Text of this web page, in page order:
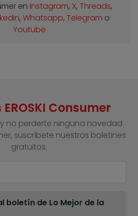
en Instagram, X, Threads,
, Whatsapp, Telegram o
Youtube
Consumer
no perderte ninguna novedad
suscríbete nuestros boletines
gratuitos.
boletín de Lo Mejor de la